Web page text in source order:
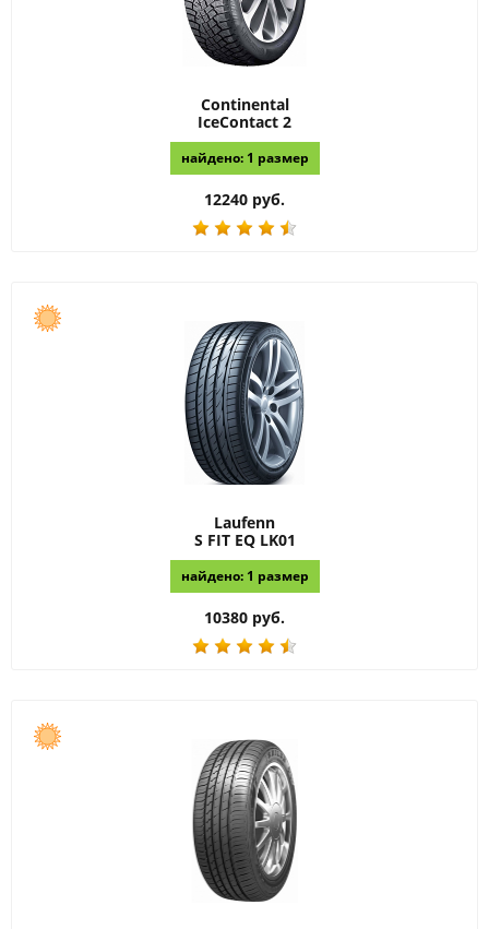
Continental
IceContact 2
найдено: 1 размер
12240 руб.
Laufenn
S FIT EQ LK01
найдено: 1 размер
10380 руб.